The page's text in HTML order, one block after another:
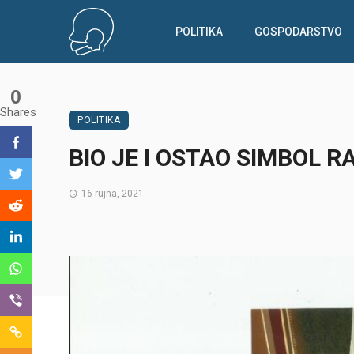
POLITIKA GOSPODARSTVO
POLITIKA
BIO JE I OSTAO SIMBOL
16 rujna, 2021
0
Shares